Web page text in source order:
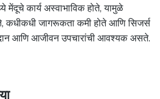
मेंदूचे कार्य अस्वाभाविक होते, यामुळे
कधीकधी जागरूकता कमी होते आणि सिजर्स
आणि आजीवन उपचारांची आवश्यक असते.